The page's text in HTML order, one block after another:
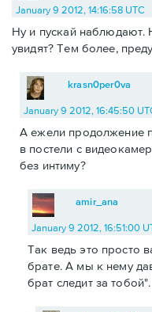
January 9 2012, 14:16:58 UTC
Ну и пускай наблюдают.
увидят? Тем более,
krasn0per0va
January 9 2012, 16:45:50
А ежели продолжение
в постели с
без интиму?
amir_ana
January 9 2012, 16:51:00
Так ведь это просто
брате. А мы к нему
брат следит за тобой".